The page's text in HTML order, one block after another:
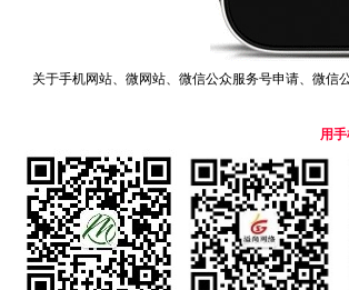
关于手机网站、微网站、微信公众服务号申请、微
用